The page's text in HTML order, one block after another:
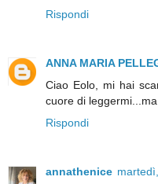
Rispondi
ANNA MARIA
Ciao Eolo, mi hai
cuore di
Rispondi
annathenice